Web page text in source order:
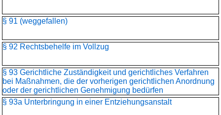
§ 91 (weggefallen)
§ 92 Rechtsbehelfe im Vollzug
§ 93 Gerichtliche Zuständigkeit und gerichtliches Verfahren
bei Maßnahmen, die der vorherigen gerichtlichen Anordnung
oder der gerichtlichen Genehmigung bedürfen
§ 93a Unterbringung in einer Entziehungsanstalt